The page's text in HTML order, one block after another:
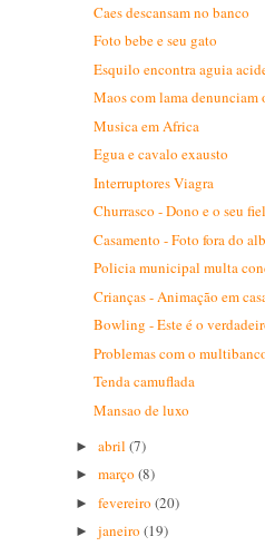
Caes descansam no banco
Foto bebe e seu gato
Esquilo encontra aguia
Maos com lama denunciam
Musica em Africa
Egua e cavalo exausto
Interruptores Viagra
Churrasco - Dono e o seu
Casamento - Foto fora do
Policia municipal multa
Crianças - Animação em
Bowling - Este é o
Problemas com o
Tenda camuflada
Mansao de luxo
►abril(7)
►março(8)
►fevereiro(20)
►janeiro(19)